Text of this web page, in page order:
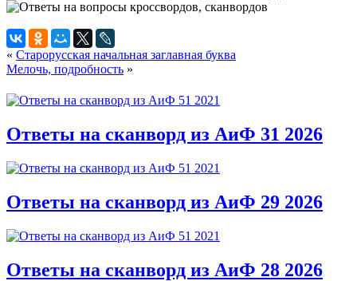
« Старорусская начальная заглавная буква
Мелочь, подробность »
Ответы на сканворд из АиФ 31 2026
Ответы на сканворд из АиФ 29 2026
Ответы на сканворд из АиФ 28 2026